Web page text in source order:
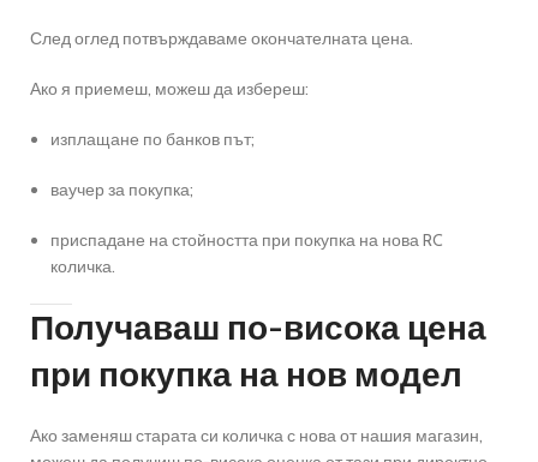
След оглед потвърждаваме окончателната цена.
Ако я приемеш, можеш да избереш:
изплащане по банков път;
ваучер за покупка;
приспадане на стойността при покупка на нова RC
количка.
Получаваш по-висока цена
при покупка на нов модел
Ако заменяш старата си количка с нова от нашия магазин,